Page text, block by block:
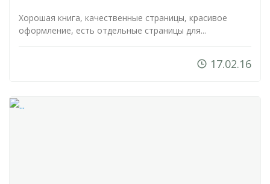
Хорошая книга, качественные страницы, красивое
оформление, есть отдельные страницы для...
17.02.16